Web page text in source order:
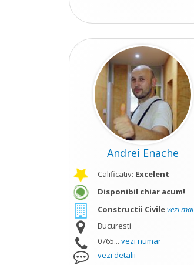
Andrei Enache
Calificativ: Excelent
Disponibil chiar acum!
Constructii Civilevezi
Bucuresti
0765... vezi numar
vezi detalii